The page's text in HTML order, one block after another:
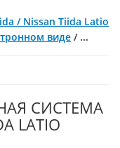
/ Nissan Tiida Latio
виде / ...
СИСТЕМА
LATIO